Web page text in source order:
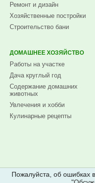
Ремонт и дизайн
Хозяйственные постройки
Строительство бани
ДОМАШНЕЕ ХОЗЯЙСТВО
Работы на участке
Дача круглый год
Содержание домашних
животных
Увлечения и хобби
Кулинарные рецепты
Пожалуйста, об ошибках